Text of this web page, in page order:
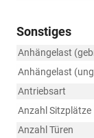
Sonstiges
Anhängelast
Anhängelast
Antriebsart
Anzahl Sitzplätze
Anzahl Türen